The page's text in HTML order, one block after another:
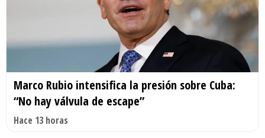
Marco Rubio intensifica la presión sobre Cuba:
“No hay válvula de escape”
Hace 13 horas